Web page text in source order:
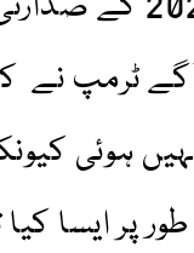
ٹرمپ نے
ہوئی
پر ایسا